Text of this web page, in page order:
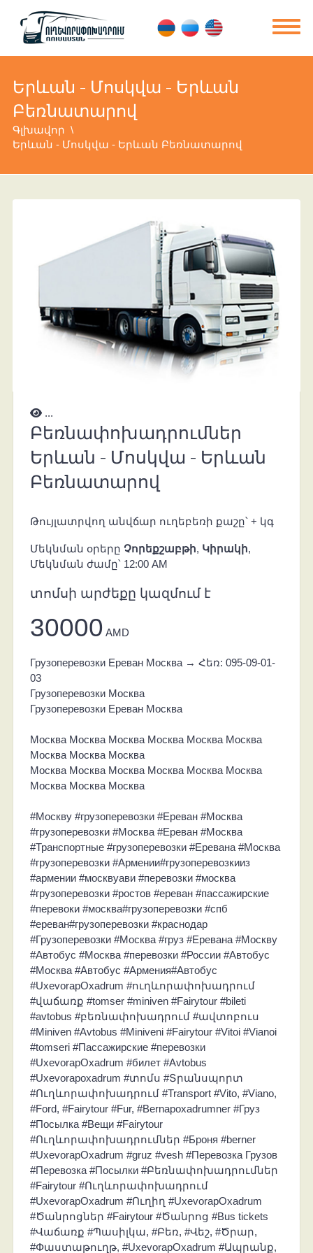
Երևան - Մոսկվա - Երևան
Բեռնատարով
Գլխավոր
Երևան - Մոսկվա - Երևան Բեռնատարով
...
Բեռնափոխադրումներ
Երևան - Մոսկվա - Երևան
Բեռնատարով
Թույլատրվող անվճար ուղեբեռի քաշը՝ + կգ
Մեկնման օրերը Չորեքշաբթի, Կիրակի,
Մեկնման ժամը՝ 12:00 AM
տոմսի արժեքը կազմում է
30000 AMD
Грузоперевозки Ереван Москва → Հեռ: 095-09-01-
03
Грузоперевозки Москва
Грузоперевозки Ереван Москва
Москва Москва Москва Москва Москва Москва
Москва Москва Москва
Москва Москва Москва Москва Москва Москва
Москва Москва Москва
#Москву #грузоперевозки #Ереван #Москва
#грузоперевозки #Москва #Ереван #Москва
#Транспортные #грузоперевозки #Еревана #Москва
#грузоперевозки #Армении#грузоперевозкииз
#армении #москвуави #перевозки #москва
#грузоперевозки #ростов #ереван #пассажирские
#перевоки #москва#грузоперевозки #спб
#ереван#грузоперевозки #краснодар
#Грузоперевозки #Москва #груз #Еревана #Москву
#Автобус #Москва #перевозки #России #Автобус
#Москва #Автобус #Армения#Автобус
#UxevorapOxadrum #ուղևորափոխադրում
#վաճառք #tomser #miniven #Fairytour #bileti
#avtobus #բեռնափոխադրում #ավտոբուս
#Miniven #Avtobus #Miniveni #Fairytour #Vitoi #Vianoi
#tomseri #Пассажирские #перевозки
#UxevorapOxadrum #билет #Avtobus
#Uxevorapoxadrum #տոմս #Տրանսպորտ
#Ուղևորափոխադրում #Transport #Vito, #Viano,
#Ford, #Fairytour #Fur, #Bernapoxadrumner #Груз
#Посылка #Вещи #Fairytour
#Ուղևորափոխադրումներ #Броня #berner
#UxevorapOxadrum #gruz #vesh #Перевозка Грузов
#Перевозка #Посылки #Բեռնափոխադրումներ
#Fairytour #Ուղևորափոխադրում
#UxevorapOxadrum #Ուղիղ #UxevorapOxadrum
#Ծանրոցներ #Fairytour #Ծանրոց #Bus tickets
#Վաճառք #Պասիլկա, #Բեռ, #Վեշ, #Ծրար,
#Փաստաթուղթ, #UxevorapOxadrum #Ապրանք,